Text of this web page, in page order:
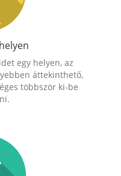
egy helyen, az
áttekinthető,
többször ki-be